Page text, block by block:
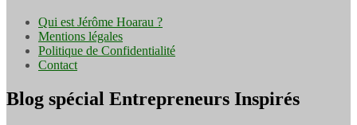
Qui est Jérôme Hoarau ?
Mentions légales
Politique de Confidentialité
Contact
Blog spécial Entrepreneurs Inspirés